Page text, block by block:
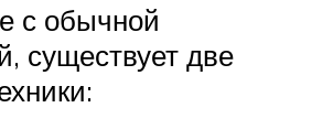
с обычной
существует две